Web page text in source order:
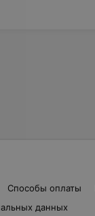
Способы оплаты
данных